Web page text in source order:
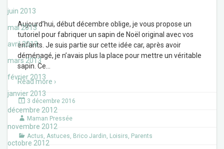
juin 2013
mai 2013
avril 2013
mars 2013
février 2013
janvier 2013
décembre 2012
novembre 2012
octobre 2012
Aujourd’hui, début décembre oblige, je vous propose un
tutoriel pour fabriquer un sapin de Noël original avec vos
enfants. Je suis partie sur cette idée car, après avoir
déménagé, je n’avais plus la place pour mettre un véritable
sapin. Ce
Read more ›
3 décembre 2016
Maman Pressée
Actus, Astuces, Brico Jardin, Loisirs, Parents